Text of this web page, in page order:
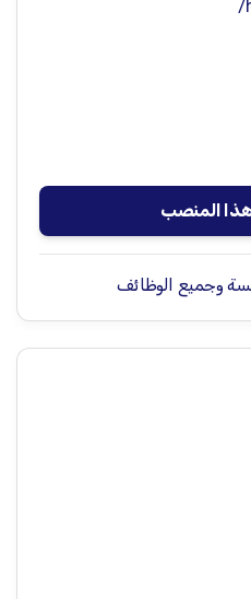
المنصب
وجميع الوظائف